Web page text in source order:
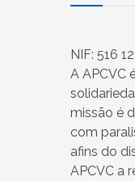
NIF: 516
A APCVC
missão é
com
afins do
APCVC a